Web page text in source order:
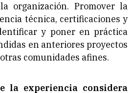
organización. Promover la
técnica, certificaciones y
y poner en práctica
en anteriores proyectos
comunidades afines.
la experiencia considera